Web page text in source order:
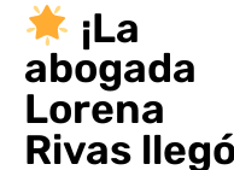
¡La
abogada
Lorena
Rivas llegó